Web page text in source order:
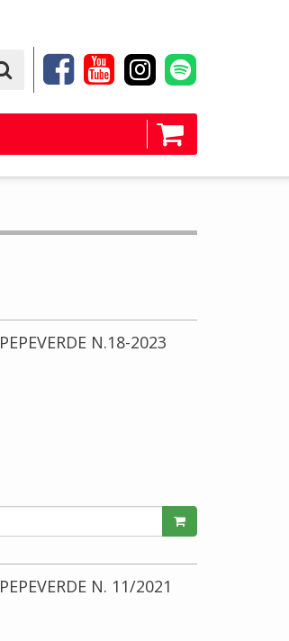
PEPEVERDE N.18-2023
PEPEVERDE N. 11/2021